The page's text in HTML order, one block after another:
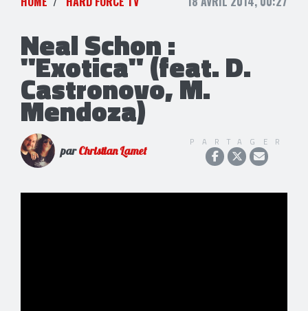
Neal Schon :
"Exotica" (feat. D.
Castronovo, M.
Mendoza)
parChristian Lamet
PARTAGER